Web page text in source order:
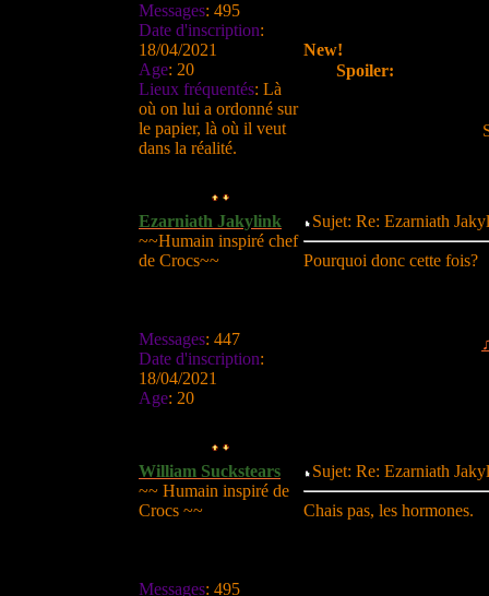
Messages: 495
Date d'inscription:
18/04/2021
Age: 20
Lieux fréquentés: Là
où on lui a ordonné sur
le papier, là où il veut
dans la réalité.
New!
Spoiler:
Ezarniath Jakylink
~~Humain inspiré chef
de Crocs~~
Messages: 447
Date d'inscription:
18/04/2021
Age: 20
Sujet: Re: Ezarniath
Pourquoi donc cette fois?
William Suckstears
~~ Humain inspiré de
Crocs ~~
Messages: 495
Sujet: Re: Ezarniath
Chais pas, les hormones.